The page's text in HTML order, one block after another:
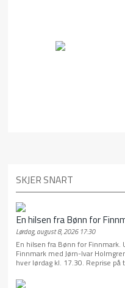
SKJER SNART
En hilsen fra Bønn for
Lørdag, august 8, 2026 17:30
En hilsen fra Bønn for
Finnmark med Jørn-Ivar
hver lørdag kl. 17.30. Reprise på